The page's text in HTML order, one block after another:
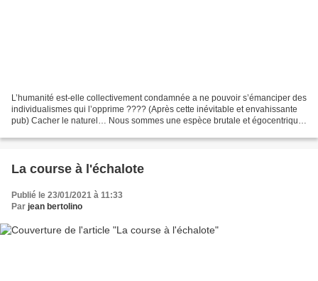
L’humanité est-elle collectivement condamnée a ne pouvoir s’émanciper des
individualismes qui l’opprime ???? (Après cette inévitable et envahissante
pub) Cacher le naturel… Nous sommes une espèce brutale et égocentrique
La course à l'échalote
Publié le 23/01/2021 à 11:33
Par jean bertolino